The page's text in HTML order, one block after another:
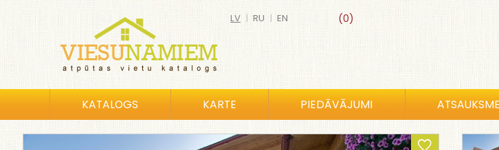
(0)
LV | RU | EN
KATALOGS KARTE PIEDĀVĀJUMI